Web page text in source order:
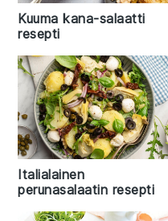
Kuuma kana-salaatti
resepti
Italialainen
perunasalaatin resepti